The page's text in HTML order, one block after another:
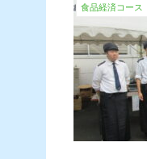
食品経済コース